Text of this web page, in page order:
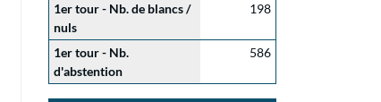
1er tour - Nb. de blancs /
nuls
198
1er tour - Nb.
d'abstention
586